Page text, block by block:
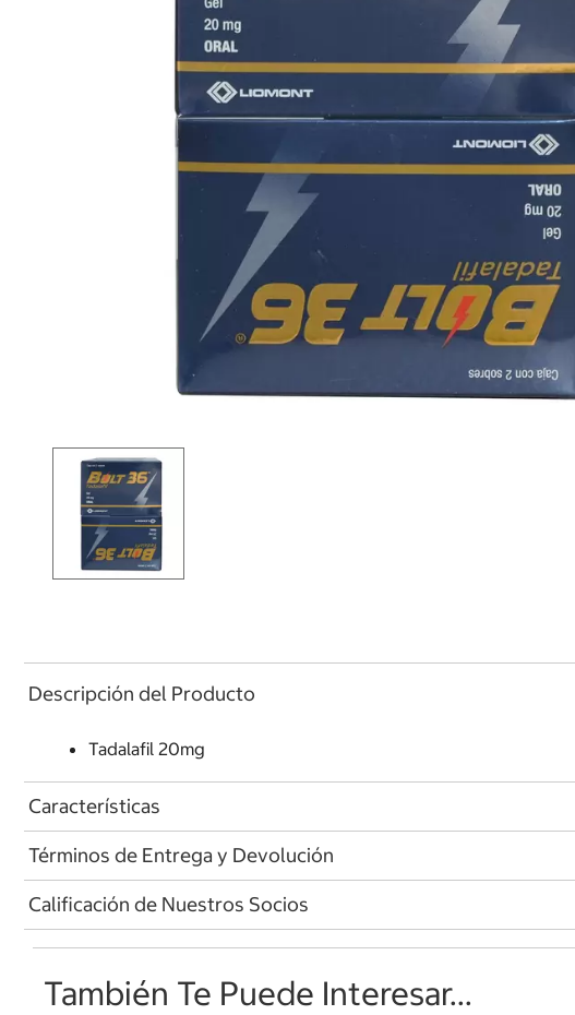
Descripción del Producto
Tadalafil 20mg
Características
Términos de Entrega y Devolución
Calificación de Nuestros Socios
También Te Puede Interesar...